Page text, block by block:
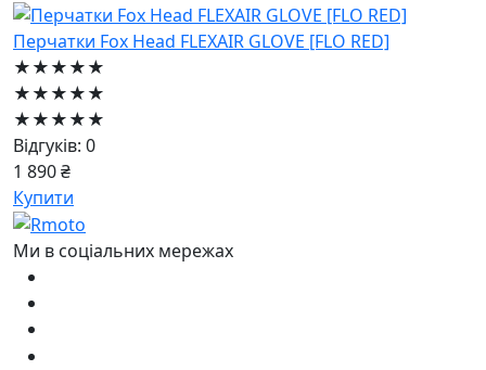
Перчатки Fox Head FLEXAIR GLOVE [FLO RED]
★★★★★
★★★★★
★★★★★
Відгуків: 0
1 890 ₴
Купити
Ми в соціальних мережах